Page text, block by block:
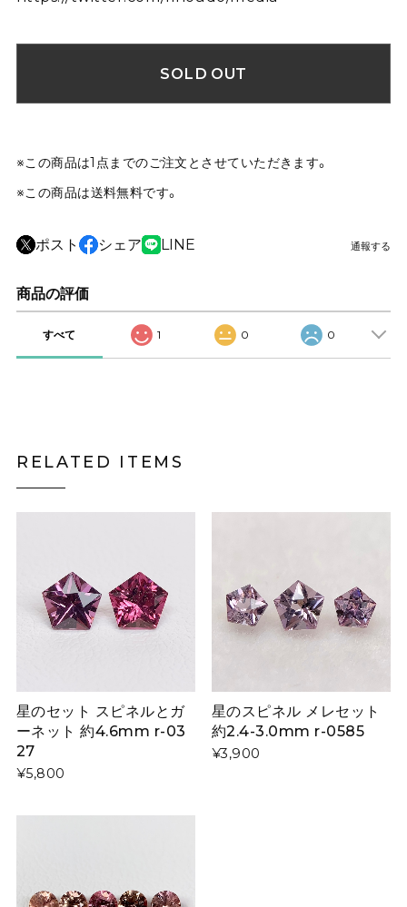
SOLD OUT
※この商品は1点までのご注文とさせていただきます。
※この商品は送料無料です。
ポスト シェア LINE 通報する
商品の評価
すべて 1 0 0
RELATED ITEMS
星のセット スピネルとガ
ーネット 約4.6mm r-03
27
¥5,800
星のスピネル メレセット
約2.4-3.0mm r-0585
¥3,900